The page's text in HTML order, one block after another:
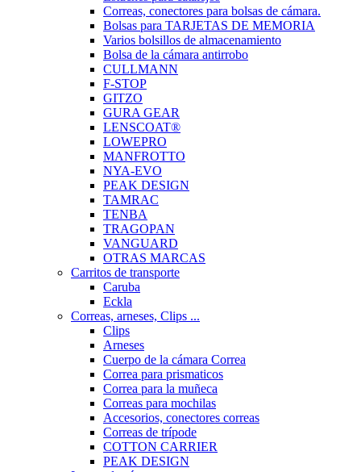
Correas, conectores para bolsas de cámara.
Bolsas para TARJETAS DE MEMORIA
Varios bolsillos de almacenamiento
Bolsa de la cámara antirrobo
CULLMANN
F-STOP
GITZO
GURA GEAR
LENSCOAT®
LOWEPRO
MANFROTTO
NYA-EVO
PEAK DESIGN
TAMRAC
TENBA
TRAGOPAN
VANGUARD
OTRAS MARCAS
Carritos de transporte
Caruba
Eckla
Correas, arneses, Clips ...
Clips
Arneses
Cuerpo de la cámara Correa
Correa para prismaticos
Correa para la muñeca
Correas para mochilas
Accesorios, conectores correas
Correas de trípode
COTTON CARRIER
PEAK DESIGN